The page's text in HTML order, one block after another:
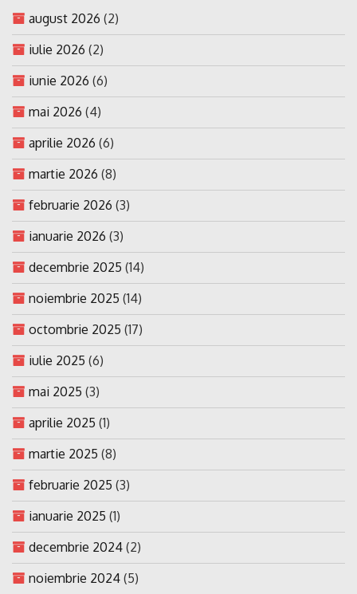
august 2026 (2)
iulie 2026 (2)
iunie 2026 (6)
mai 2026 (4)
aprilie 2026 (6)
martie 2026 (8)
februarie 2026 (3)
ianuarie 2026 (3)
decembrie 2025 (14)
noiembrie 2025 (14)
octombrie 2025 (17)
iulie 2025 (6)
mai 2025 (3)
aprilie 2025 (1)
martie 2025 (8)
februarie 2025 (3)
ianuarie 2025 (1)
decembrie 2024 (2)
noiembrie 2024 (5)